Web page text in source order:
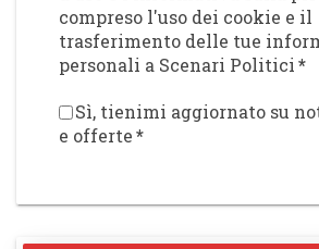
compreso l'uso dei cookie e il
trasferimento delle tue
personali a Scenari Politici*
Sì, tienimi aggiornato su
e offerte*